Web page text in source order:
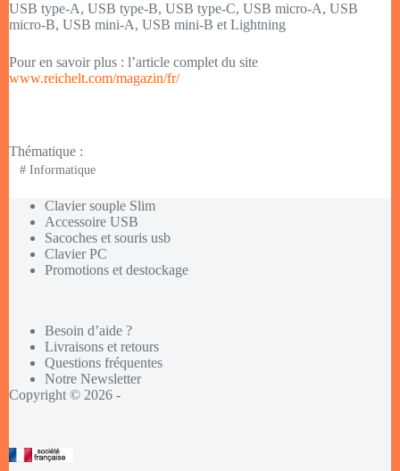
USB type-A, USB type-B, USB type-C, USB micro-A, USB
micro-B, USB mini-A, USB mini-B et Lightning
Pour en savoir plus : l’article complet du site
www.reichelt.com/magazin/fr/
Thématique :
#Informatique
Clavier souple Slim
Accessoire USB
Sacoches et souris usb
Clavier PC
Promotions et destockage
Besoin d’aide ?
Livraisons et retours
Questions fréquentes
Notre Newsletter
Copyright © 2026 -